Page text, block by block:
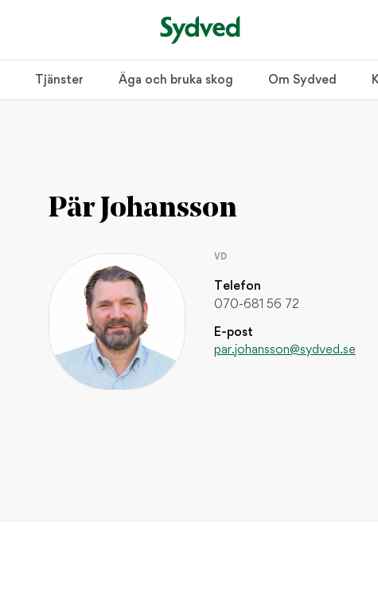
Tjänster Äga och bruka skog Om Sydved
POPULÄRA INLÄGG
INSPIRATION / HEM OCH
Bygg ett enkelt
Pär Johansson
VD
Telefon
070-681 56 72
E-post
par.johansson@sydved.se